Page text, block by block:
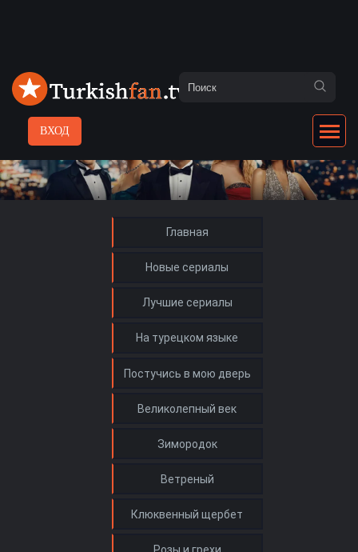
ВХОД
Главная
Новые сериалы
Лучшие сериалы
На турецком языке